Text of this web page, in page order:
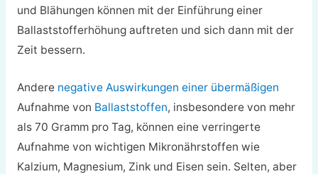
und Blähungen können mit der Einführung einer
Ballaststofferhöhung auftreten und sich dann mit der
Zeit bessern.
Andere negative Auswirkungen einer übermäßigen
Aufnahme von Ballaststoffen, insbesondere von mehr
als 70 Gramm pro Tag, können eine verringerte
Aufnahme von wichtigen Mikronährstoffen wie
Kalzium, Magnesium, Zink und Eisen sein. Selten, aber